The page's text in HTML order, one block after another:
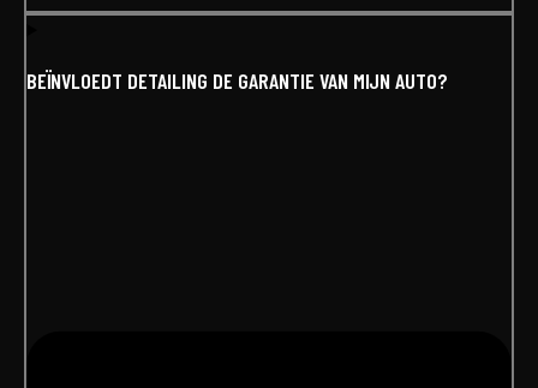
BEÏNVLOEDT DETAILING DE GARANTIE VAN MIJN AUTO?